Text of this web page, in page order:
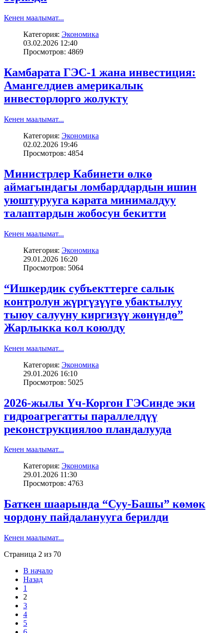
Кенен маалымат...
Категория: Экономика
03.02.2026 12:40
Просмотров: 4869
Камбарата ГЭС-1 жана инвестиция:
Амангелдиев америкалык
инвесторлорго жолукту
Кенен маалымат...
Категория: Экономика
02.02.2026 19:46
Просмотров: 4854
Министрлер Кабинети өлкө
аймагындагы ломбарддардын ишин
уюштурууга карата минималдуу
талаптардын жобосун бекитти
Кенен маалымат...
Категория: Экономика
29.01.2026 16:20
Просмотров: 5064
“Ишкердик субъекттерге салык
контролун жүргүзүүгө убактылуу
тыюу салууну киргизүү жөнүндө”
Жарлыкка кол коюлду
Кенен маалымат...
Категория: Экономика
29.01.2026 16:10
Просмотров: 5025
2026-жылы Үч-Коргон ГЭСинде эки
гидроагрегатты параллелдүү
реконструкциялоо пландалууда
Кенен маалымат...
Категория: Экономика
29.01.2026 11:30
Просмотров: 4763
Баткен шаарында “Суу-Башы” көмөк
чордону пайдаланууга берилди
Кенен маалымат...
Страница 2 из 70
В начало
Назад
1
2
3
4
5